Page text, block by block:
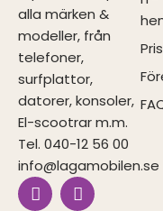
alla märken &
modeller, från
telefoner,
surfplattor,
datorer, konsoler,
El-scootrar m.m.
Tel. 040-12 56 00
info@lagamobilen.se
I
n
F
a